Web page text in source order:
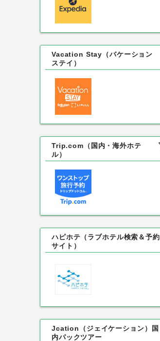
Vacation Stay（バケーション
ステイ）
Trip.com（国内・海外ホテ
ル）
ハピホテ（ラブホテル検索＆予約
サイト）
Jcation（ジェイケーション）国
内パックツアー